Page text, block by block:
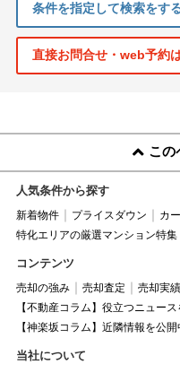
条件を指定して検索をす
直接お問合せ・web予約
この
人気条件から探す
新着物件 プライスダウン
カ
特化エリアの厳選マンション特集
コンテンツ
売却の強み 売却査定 売却実績
【不動産コラム】役立つニュー
【神楽坂コラム】近隣情報を公開
当社について